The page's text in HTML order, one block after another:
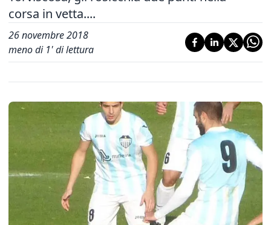
corsa in vetta....
26 novembre 2018
meno di 1' di lettura